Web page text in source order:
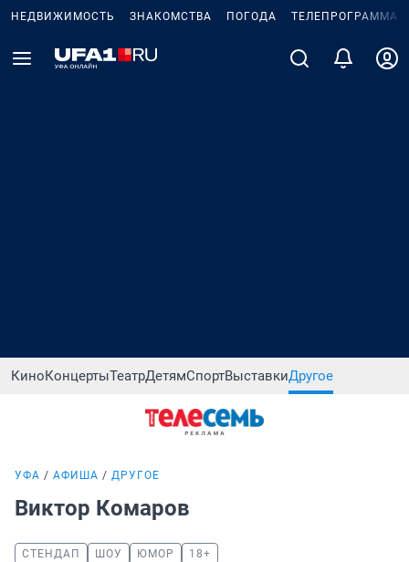
НЕДВИЖИМОСТЬ ЗНАКОМСТВА ПОГОДА ТЕЛЕПРОГРАММА
КиноКонцертыТеатрДетямСпортВыставкиДругое
УФА АФИША ДРУГОЕ
Виктор Комаров
СТЕНДАП ШОУ ЮМОР 18+